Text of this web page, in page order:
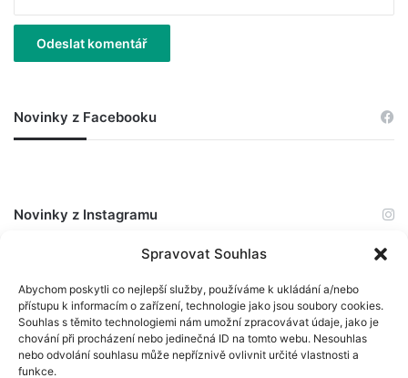
Spravovat Souhlas
Abychom poskytli co nejlepší služby, používáme k ukládání a/nebo
přístupu k informacím o zařízení, technologie jako jsou soubory cookies.
Souhlas s těmito technologiemi nám umožní zpracovávat údaje, jako je
chování při procházení nebo jedinečná ID na tomto webu. Nesouhlas
nebo odvolání souhlasu může nepříznivě ovlivnit určité vlastnosti a
funkce.
Novinky z Facebooku
Novinky z Instagramu
options page > Integrations, to to refresh it.